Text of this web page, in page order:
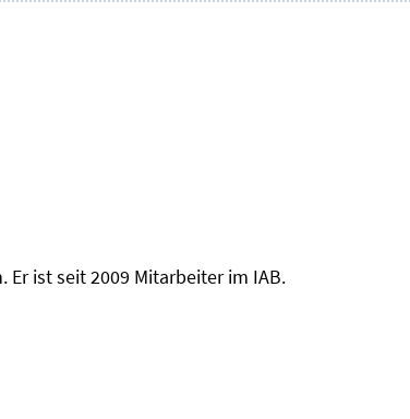
ist seit 2009 Mitarbeiter im IAB.